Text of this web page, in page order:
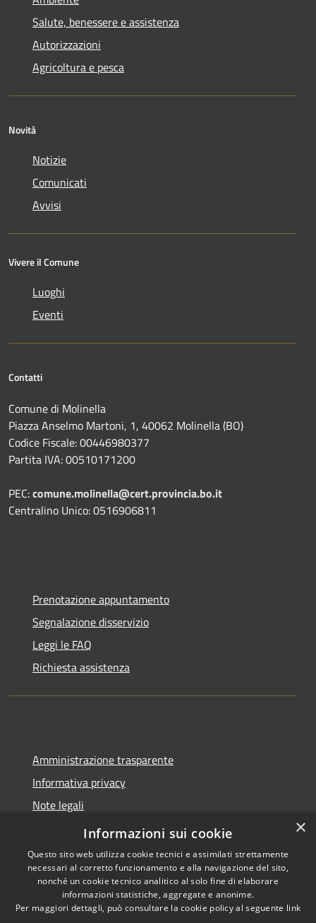
Salute, benessere e assistenza
Autorizzazioni
Agricoltura e pesca
Novità
Notizie
Comunicati
Avvisi
Vivere il Comune
Luoghi
Eventi
Contatti
Comune di Molinella
Piazza Anselmo Martoni, 1, 40062 Molinella (BO)
Codice Fiscale: 00446980377
Partita IVA: 00510171200
PEC:comune.molinella@cert.provincia.bo.it
Centralino Unico: 0516906811
Prenotazione appuntamento
Segnalazione disservizio
Leggi le FAQ
Richiesta assistenza
Amministrazione trasparente
Informativa privacy
Note legali
Dichiarazione di accessibilità
Accessibilità
Copyright © 2026 • Comune di
Molinella • Powered by
×
Informazioni sui cookie
Questo sito web utilizza cookie tecnici e assimilati strettamente
necessari al corretto funzionamento e alla navigazione del sito,
nonché un cookie tecnico analitico al solo fine di elaborare
informazioni statistiche, aggregate e anonime.
Per maggiori dettagli, può consultare la cookie policy al seguente link